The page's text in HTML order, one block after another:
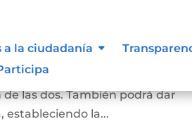
a la ciudadanía
corresponde a la de la
las dos. También podrá dar
estableciendo la...